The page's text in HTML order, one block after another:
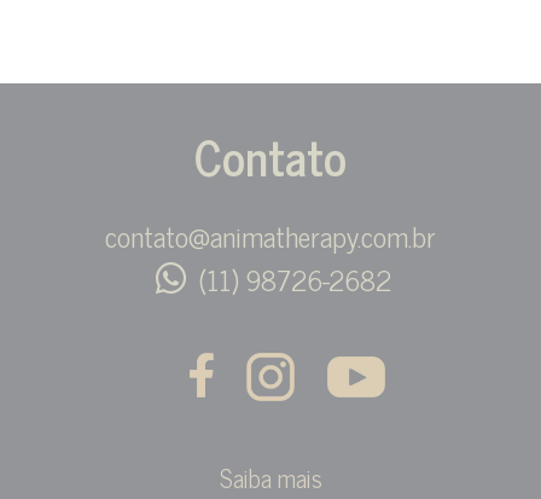
Contato
contato@animatherapy.com.br
(11) 98726-2682
Saiba mais